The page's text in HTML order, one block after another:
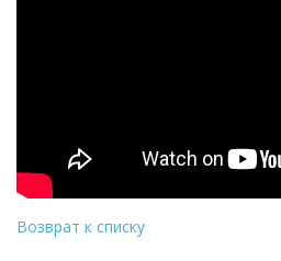
Возврат к списку